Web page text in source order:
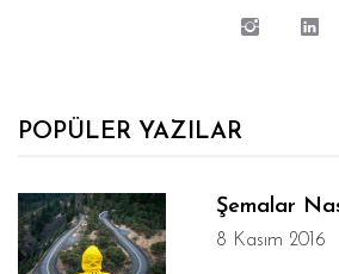
POPÜLER YAZILAR
Şemalar
8 Kasım 2016